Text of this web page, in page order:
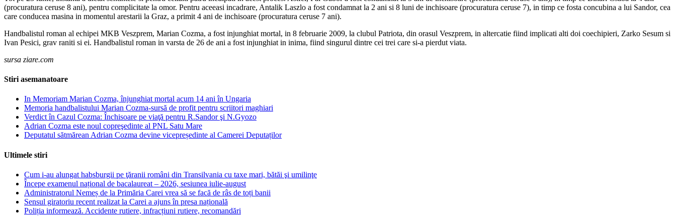
(procuratura ceruse 8 ani), pentru complicitate la omor. Pentru aceeasi incadrare, Antalik Laszlo a fost condamnat la 2 ani si 8 luni de inchisoare (procuratura ceruse 7), in timp ce fosta concubina a lui Sandor, cea
care conducea masina in momentul arestarii la Graz, a primit 4 ani de inchisoare (procuratura ceruse 7 ani).
Handbalistul roman al echipei MKB Veszprem, Marian Cozma, a fost injunghiat mortal, in 8 februarie 2009, la clubul Patriota, din orasul Veszprem, in altercatie fiind implicati alti doi coechipieri, Zarko Sesum si
Ivan Pesici, grav raniti si ei. Handbalistul roman in varsta de 26 de ani a fost injunghiat in inima, fiind singurul dintre cei trei care si-a pierdut viata.
sursa ziare.com
Stiri asemanatoare
In Memoriam Marian Cozma, înjunghiat mortal acum 14 ani în Ungaria
Memoria handbalistului Marian Cozma-sursă de profit pentru scriitori maghiari
Verdict în Cazul Cozma: Închisoare pe viaţă pentru R.Sandor şi N.Gyozo
Adrian Cozma este noul copreşedinte al PNL Satu Mare
Deputatul sătmărean Adrian Cozma devine vicepreședinte al Camerei Deputaților
Ultimele stiri
Cum i-au alungat habsburgii pe ţăranii români din Transilvania cu taxe mari, bătăi şi umilinţe
Începe examenul național de bacalaureat – 2026, sesiunea iulie-august
Administratorul Nemeș de la Primăria Carei vrea să se facă de râs de toți banii
Sensul giratoriu recent realizat la Carei a ajuns în presa națională
Poliția informează. Accidente rutiere, infracțiuni rutiere, recomandări